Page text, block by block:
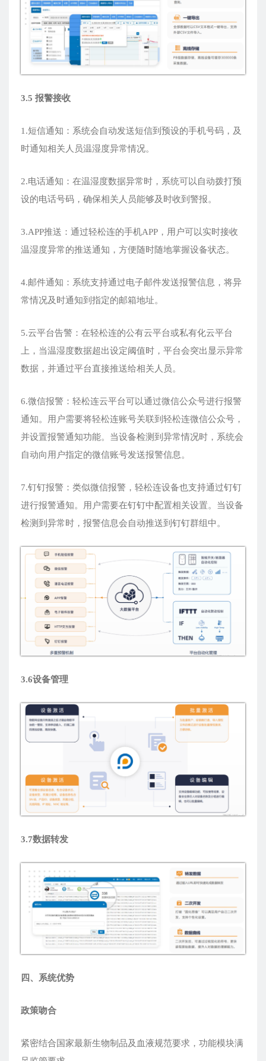
3.5 报警接收
1.短信通知：系统会自动发送短信到预设的手机号码，及
时通知相关人员温湿度异常情况。
2.电话通知：在温湿度数据异常时，系统可以自动拨打预
设的电话号码，确保相关人员能够及时收到警报。
3.APP推送：通过轻松连的手机APP，用户可以实时接收
温湿度异常的推送通知，方便随时随地掌握设备状态。
4.邮件通知：系统支持通过电子邮件发送报警信息，将异
常情况及时通知到指定的邮箱地址。
5.云平台告警：在轻松连的公有云平台或私有化云平台
上，当温湿度数据超出设定阈值时，平台会突出显示异常
数据，并通过平台直接推送给相关人员。
6.微信报警：轻松连云平台可以通过微信公众号进行报警
通知。用户需要将轻松连账号关联到轻松连微信公众号，
并设置报警通知功能。当设备检测到异常情况时，系统会
自动向用户指定的微信账号发送报警信息。
7.钉钉报警：类似微信报警，轻松连设备也支持通过钉钉
进行报警通知。用户需要在钉钉中配置相关设置。当设备
检测到异常时，报警信息会自动推送到钉钉群组中。
3.6设备管理
3.7数据转发
四、 系统优势
政策吻合
紧密结合国家最新生物制品及血液规范要求，功能模块满